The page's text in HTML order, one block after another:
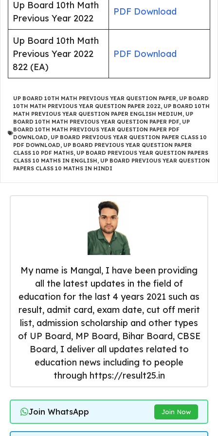
Up Board 10th Math
Previous Year 2022
PDF Download
Up Board 10th Math
Previous Year 2022
822 (EA)
PDF Download
UP BOARD 10TH MATH PREVIOUS YEAR QUESTION PAPER, UP BOARD
10TH MATH PREVIOUS YEAR QUESTION PAPER 2022, UP BOARD 10TH
MATH PREVIOUS YEAR QUESTION PAPER ENGLISH MEDIUM, UP
BOARD 10TH MATH PREVIOUS YEAR QUESTION PAPER PDF, UP
BOARD 10TH MATH PREVIOUS YEAR QUESTION PAPER PDF
DOWNLOAD, UP BOARD PREVIOUS YEAR QUESTION PAPER CLASS 10
PDF DOWNLOAD, UP BOARD PREVIOUS YEAR QUESTION PAPER
CLASS 10 PDF MATHS, UP BOARD PREVIOUS YEAR QUESTION PAPERS
CLASS 10 MATHS IN ENGLISH, UP BOARD PREVIOUS YEAR QUESTION
PAPERS CLASS 10 MATHS IN HINDI
My name is Mangal, I have been providing
all the latest updates in the field of
education for the last 4 years 2021 such as
result, admit card, exam date, cut off merit
list, admission scholarship and other types
of UP Board, MP Board, Bihar Board, CBSE
Board, I deliver all updates related to
education news including to people
through https://result25.in
Join WhatsApp Join Now